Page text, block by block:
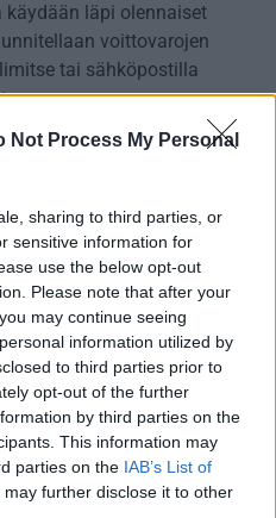
Not Process My Personal
sharing to third parties, or
sensitive information for
use the below opt-out
Please note that after your
may continue seeing
information utilized by
to third parties prior to
opt-out of the further
by third parties on the
This information may
parties on the IAB’s List of
may further disclose it to other
läpi olennaiset
voittovarojen
tai sähköpostilla
ja muissa
yhdessä sopivan
perustamispaperit.
palkkatiedot
palkat sovitulla
lähettäminen
Teemme myös